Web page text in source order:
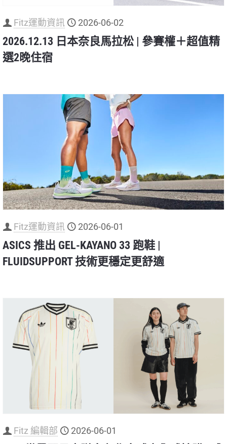
Fitz運動資訊 2026-06-02
2026.12.13 日本奈良馬拉松 | 參賽權＋超值精
選2晚住宿
Fitz運動資訊 2026-06-01
ASICS 推出 GEL-KAYANO 33 跑鞋 |
FLUIDSUPPORT 技術更穩定更舒適
Fitz 編輯部 2026-06-01